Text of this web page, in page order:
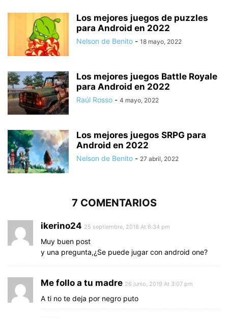
Los mejores juegos de puzzles
para Android en 2022
Nelson de Benito - 18 mayo, 2022
Los mejores juegos Battle Royale
para Android en 2022
Raúl Rosso - 4 mayo, 2022
Los mejores juegos SRPG para
Android en 2022
Nelson de Benito - 27 abril, 2022
7 COMENTARIOS
ikerino24 25 septiembre, 2018 At 6:34 pm
Muy buen post
y una pregunta,¿Se puede jugar con android one?
Me follo a tu madre 26 junio, 2019 At 3:07 pm
A ti no te deja por negro puto